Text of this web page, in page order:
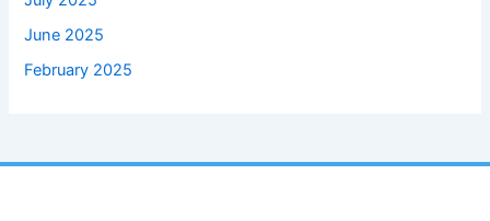
June 2025
February 2025